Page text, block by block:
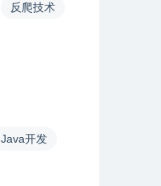
反爬技术
Java开发